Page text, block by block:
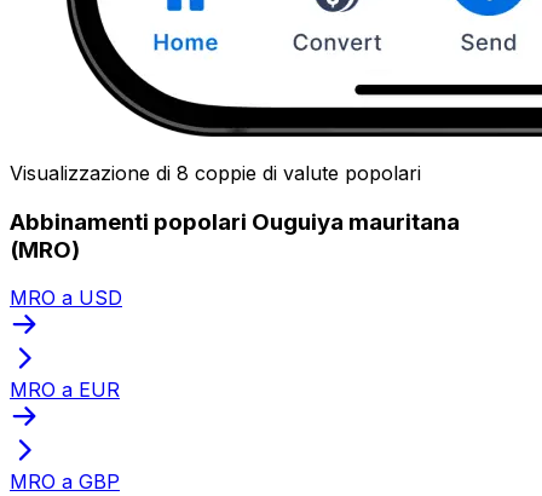
Visualizzazione di 8 coppie di valute popolari
Abbinamenti popolari Ouguiya mauritana
(MRO)
MRO a USD
MRO a EUR
MRO a GBP